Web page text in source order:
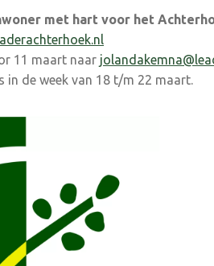
met hart voor het
11 maart naar
in de week van 18 t/m 22 maart.